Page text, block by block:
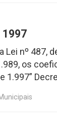
1997
Lei nº 487,
os
1.997”